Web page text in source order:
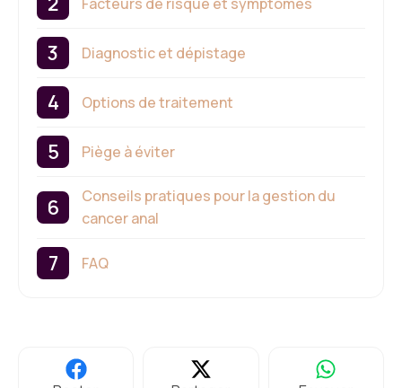
Diagnostic et dépistage
Options de traitement
Piège à éviter
Conseils pratiques pour la gestion du
cancer anal
FAQ